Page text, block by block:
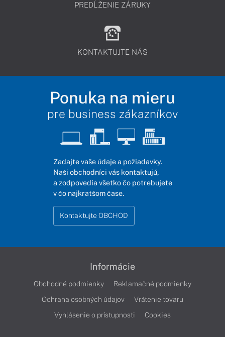
PREDĹŽENIE ZÁRUKY
KONTAKTUJTE NÁS
Ponuka na mieru
pre business zákazníkov
Zadajte vaše údaje a požiadavky.
Naši obchodníci vás kontaktujú,
a zodpovedia všetko čo potrebujete
v čo najkratšom čase.
Kontaktujte OBCHOD
Informácie
Obchodné podmienky
Reklamačné podmienky
Ochrana osobných údajov
Vrátenie tovaru
Vyhlásenie o prístupnosti
Cookies